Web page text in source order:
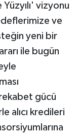
vizyonu
ve
yeni bir
ile bugün
gücü
alıcı kredileri